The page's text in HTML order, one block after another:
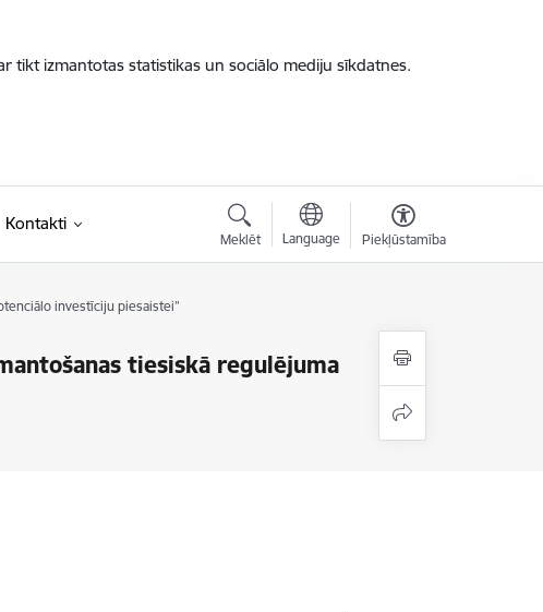
tikt izmantotas statistikas un sociālo mediju sīkdatnes.
Kontakti
Meklēt Language Piekļūstamība
investīciju piesaistei”
tiesiskā regulējuma